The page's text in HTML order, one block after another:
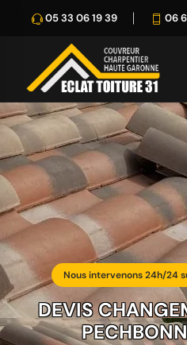
05 33 06 19 39 06
Nous intervenons 24h/24
DEVIS